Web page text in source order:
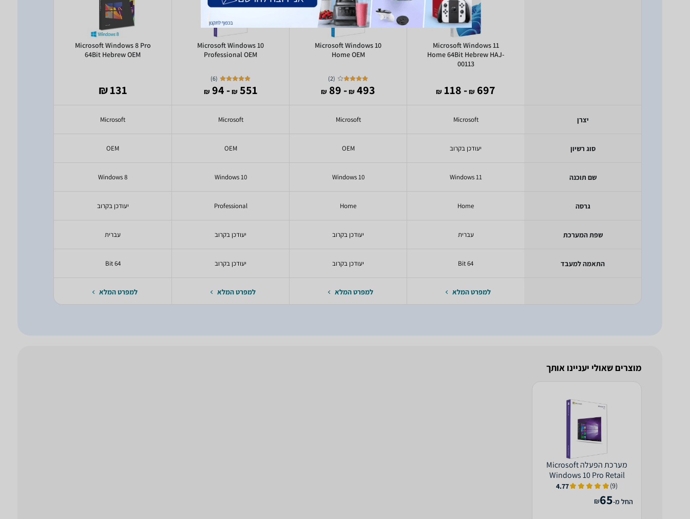
יצרן
סוג רשיון
שם תוכנה
גרסה
שפת המערכת
התאמה למעבד
Microsoft Windows 11
Home 64Bit Hebrew HAJ-
00113
697
₪
- 118
₪
Microsoft
יעודכן בקרוב
Windows 11
Home
עברית
64 Bit
למפרט המלא
Microsoft Windows 10
Home OEM
(
2
)
493
₪
- 89
₪
Microsoft
OEM
Windows 10
Home
יעודכן בקרוב
יעודכן בקרוב
למפרט המלא
Microsoft Windows 10
Professional OEM
(
6
)
551
₪
- 94
₪
Microsoft
OEM
Windows 10
Professional
יעודכן בקרוב
יעודכן בקרוב
למפרט המלא
Microsoft Windows 8 Pro
64Bit Hebrew OEM
131 ₪
Microsoft
OEM
Windows 8
יעודכן בקרוב
עברית
64 Bit
למפרט המלא
מוצרים שאולי יעניינו אותך
מערכת הפעלה Microsoft
Windows 10 Pro Retail
(9)
4.77
החל מ-65
₪